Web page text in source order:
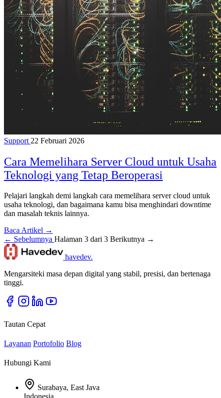
Support 22 Februari 2026
Cara Memelihara Server Cloud untuk Usaha
Teknologi yang Tetap Beroperasi
Pelajari langkah demi langkah cara memelihara server cloud untuk
usaha teknologi, dan bagaimana kamu bisa menghindari downtime
dan masalah teknis lainnya.
Baca Artikel →
← Sebelumnya Halaman 3 dari 3 Berikutnya →
havedev.
Mengarsiteki masa depan digital yang stabil, presisi, dan bertenaga
tinggi.
Tautan Cepat
Layanan Portofolio Blog
Hubungi Kami
Surabaya, East Java
Indonesia